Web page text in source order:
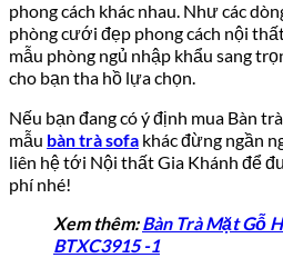
phong cách khác nhau. Như các
phòng cưới đẹp phong cách nội
mẫu phòng ngủ nhập khẩu sang
cho bạn tha hồ lựa chọn.
Nếu bạn đang có ý định mua Bàn
mẫu bàn trà sofa khác đừng ngần
liên hệ tới Nội thất Gia Khánh để
phí nhé!
Xem thêm:Bàn Trà Mặt Gỗ
BTXC3915 -1